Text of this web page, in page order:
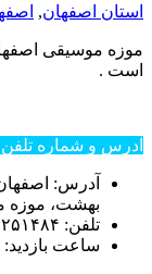
استان اصفهان,
موزه موسیقی
است .
آدرس و شماره
آدرس:
بهشت، موزه
تلفن: ۲۲۵۱۴۸۴ ۰۹۱۳
ساعت بازدید: ۹ تا ۲۱